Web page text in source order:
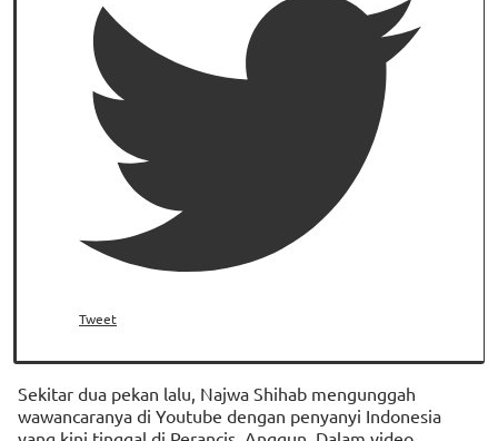
Tweet
Sekitar dua pekan lalu, Najwa Shihab mengunggah
wawancaranya di Youtube dengan penyanyi Indonesia